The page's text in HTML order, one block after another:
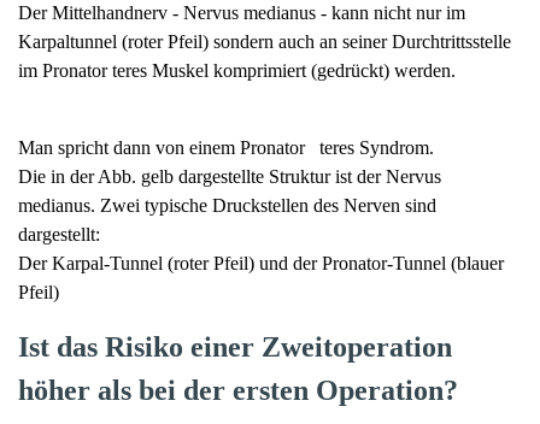
Der Mittelhandnerv - Nervus medianus - kann nicht nur im
Karpaltunnel (roter Pfeil) sondern auch an seiner Durchtrittsstelle
im Pronator teres Muskel komprimiert (gedrückt) werden.
Man spricht dann von einem Pronator teres Syndrom.
Die in der Abb. gelb dargestellte Struktur ist der Nervus
medianus. Zwei typische Druckstellen des Nerven sind
dargestellt:
Der Karpal-Tunnel (roter Pfeil) und der Pronator-Tunnel (blauer
Pfeil)
Ist das Risiko einer Zweitoperation
höher als bei der ersten Operation?